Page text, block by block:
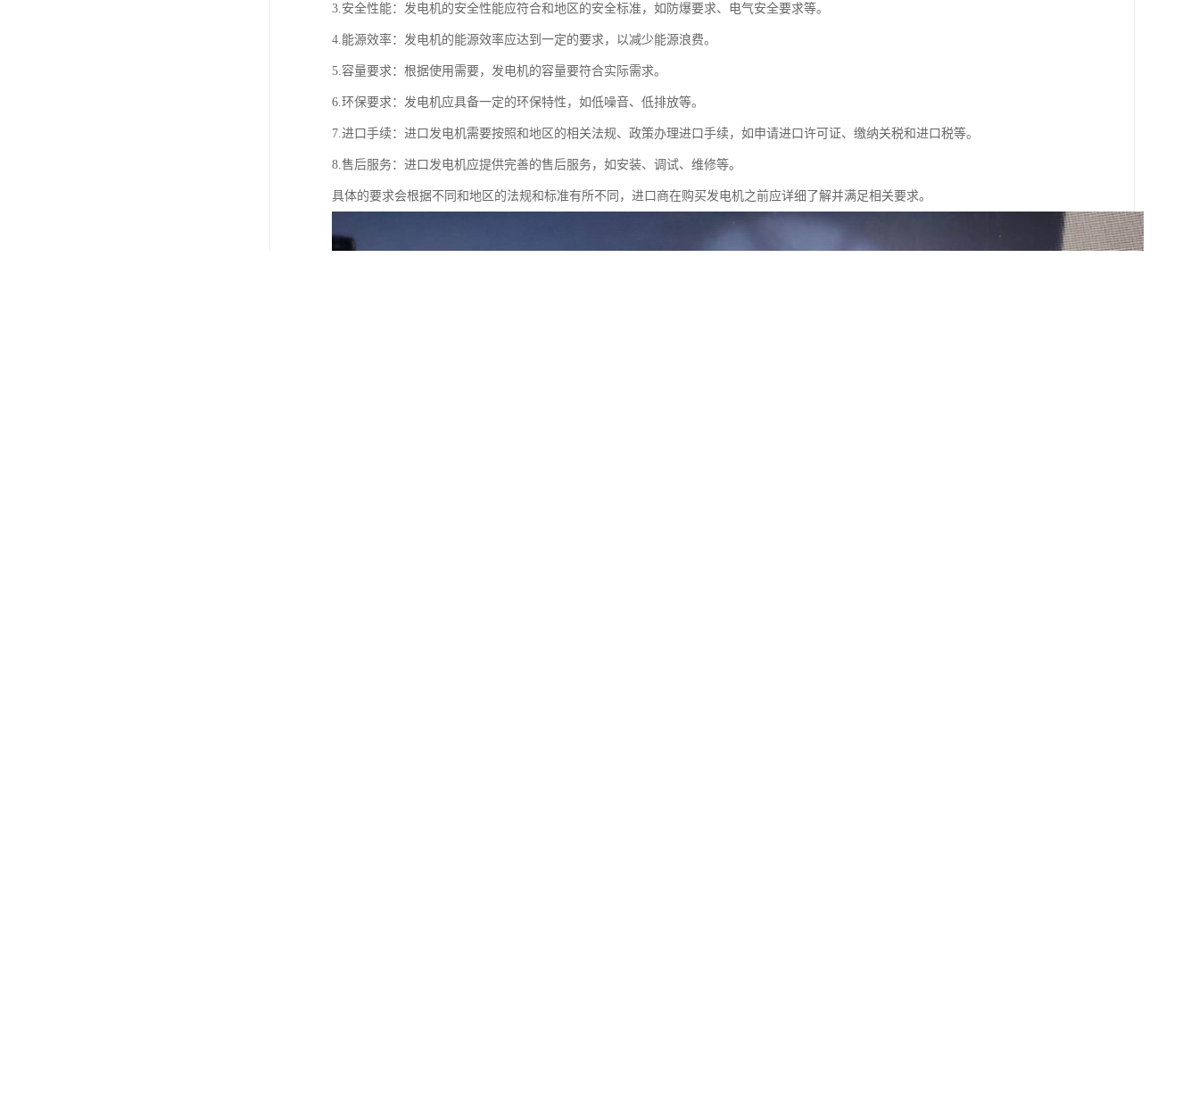
3.安全性能：发电机的安全性能应符合和地区的安全标准，如防爆要求、电气安全要求等。
4.能源效率：发电机的能源效率应达到一定的要求，以减少能源浪费。
5.容量要求：根据使用需要，发电机的容量要符合实际需求。
6.环保要求：发电机应具备一定的环保特性，如低噪音、低排放等。
7.进口手续：进口发电机需要按照和地区的相关法规、政策办理进口手续，如申请进口许可证、缴纳关税和进口税等。
8.售后服务：进口发电机应提供完善的售后服务，如安装、调试、维修等。
具体的要求会根据不同和地区的法规和标准有所不同，进口商在购买发电机之前应详细了解并满足相关要求。